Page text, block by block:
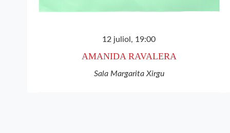
12 juliol, 19:00
AMANIDA RAVALERA
Sala Margarita Xirgu